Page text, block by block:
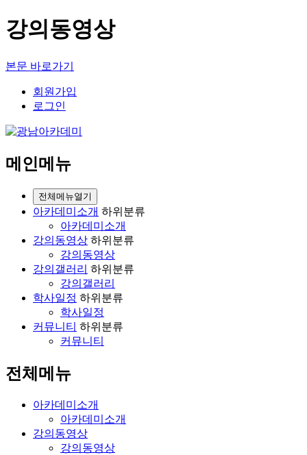
강의동영상
본문 바로가기
회원가입
로그인
메인메뉴
전체메뉴열기
아카데미소개 하위분류
아카데미소개
강의동영상 하위분류
강의동영상
강의갤러리 하위분류
강의갤러리
학사일정 하위분류
학사일정
커뮤니티 하위분류
커뮤니티
전체메뉴
아카데미소개
아카데미소개
강의동영상
강의동영상